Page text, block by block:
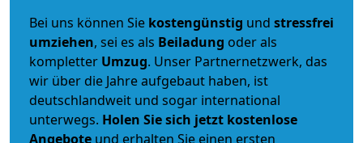
Bei uns können Sie kostengünstig und stressfrei
umziehen, sei es als Beiladung oder als
kompletter Umzug. Unser Partnernetzwerk, das
wir über die Jahre aufgebaut haben, ist
deutschlandweit und sogar international
unterwegs. Holen Sie sich jetzt kostenlose
Angebote und erhalten Sie einen ersten